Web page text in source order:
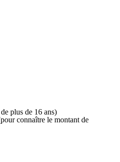
plus de 16 ans)
connaître le montant de